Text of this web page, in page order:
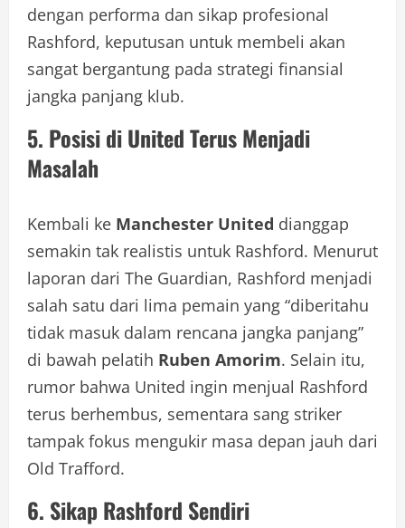
dengan performa dan sikap profesional
Rashford, keputusan untuk membeli akan
sangat bergantung pada strategi finansial
jangka panjang klub.
5. Posisi di United Terus Menjadi
Masalah
Kembali ke Manchester United dianggap
semakin tak realistis untuk Rashford. Menurut
laporan dari The Guardian, Rashford menjadi
salah satu dari lima pemain yang “diberitahu
tidak masuk dalam rencana jangka panjang”
di bawah pelatih Ruben Amorim. Selain itu,
rumor bahwa United ingin menjual Rashford
terus berhembus, sementara sang striker
tampak fokus mengukir masa depan jauh dari
Old Trafford.
6. Sikap Rashford Sendiri